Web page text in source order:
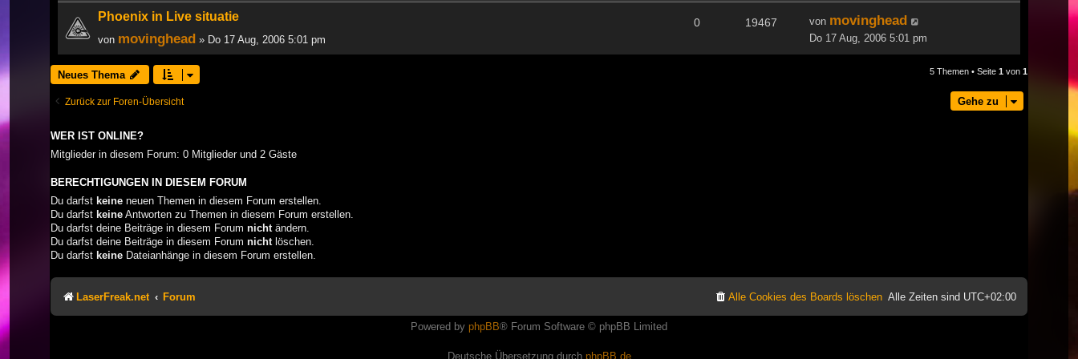
Phoenix in Live situatie
von movinghead » Do 17 Aug, 2006 5:01 pm
0 19467 von movinghead
Do 17 Aug, 2006 5:01 pm
Neues Thema 5 Themen • Seite 1 von 1
Zurück zur Foren-Übersicht Gehe zu
WER IST ONLINE?
Mitglieder in diesem Forum: 0 Mitglieder und 2 Gäste
BERECHTIGUNGEN IN DIESEM FORUM
Du darfst keine neuen Themen in diesem Forum erstellen.
Du darfst keine Antworten zu Themen in diesem Forum erstellen.
Du darfst deine Beiträge in diesem Forum nicht ändern.
Du darfst deine Beiträge in diesem Forum nicht löschen.
Du darfst keine Dateianhänge in diesem Forum erstellen.
LaserFreak.net Forum Alle Zeiten sind UTC+02:00
Alle Cookies des Boards löschen
Powered by phpBB® Forum Software © phpBB Limited
Deutsche Übersetzung durch phpBB.de